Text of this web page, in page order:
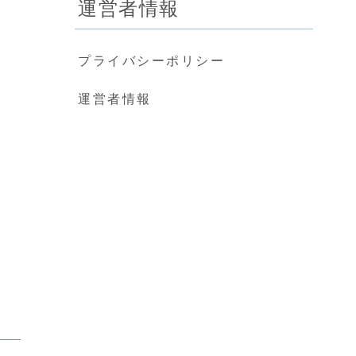
運営者情報
プライバシーポリシー
運営者情報